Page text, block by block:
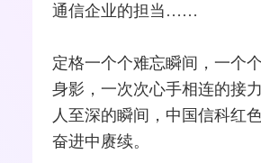
通信企业的担当……
定格一个个难忘瞬间，一个
身影，一次次心手相连的接
人至深的瞬间，中国信科红
奋进中赓续。